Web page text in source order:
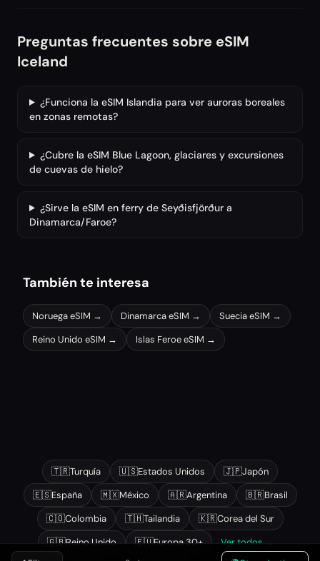
Preguntas frecuentes sobre eSIM
Iceland
¿Funciona la eSIM Islandia para ver auroras boreales
en zonas remotas?
¿Cubre la eSIM Blue Lagoon, glaciares y excursiones
de cuevas de hielo?
¿Sirve la eSIM en ferry de Seyðisfjörður a
Dinamarca/Faroe?
También te interesa
NoruegaeSIM → DinamarcaeSIM → SueciaeSIM →
Reino Unido eSIM → Islas FeroeeSIM →
Otros destinos populares
🇹🇷Turquía 🇺🇸Estados Unidos 🇯🇵Japón
🇪🇸España 🇲🇽México 🇦🇷Argentina 🇧🇷Brasil
🇨🇴Colombia 🇹🇭Tailandia 🇰🇷Corea del Sur
🇬🇧Reino Unido 🇪🇺Europa 30+ Ver todos →